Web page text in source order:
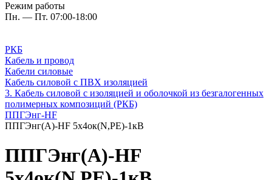
Режим работы
Пн. — Пт. 07:00-18:00
РКБ
Кабель и провод
Кабели силовые
Кабель силовой с ПВХ изоляцией
3. Кабель силовой с изоляцией и оболочкой из безгалогенных
полимерных композиций (РКБ)
ППГЭнг-HF
ППГЭнг(А)-HF 5х4ок(N,PE)-1кВ
ППГЭнг(А)-HF